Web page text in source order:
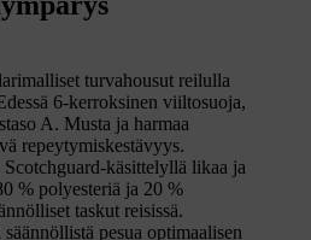
turvahousut reilulla
6-kerroksinen viiltosuoja,
A. Musta ja harmaa
repeytymiskestävyys.
käsittelyllä likaa ja
% polyesteriä ja 20 %
taskut reisissä.
pesua optimaalisen